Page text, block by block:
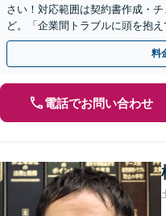
さい！対応範囲は契約書作成・
ど。「企業間トラブルに頭を抱
です【Zooｍ相談可】【完全個室
料
電話でお問い合わせ